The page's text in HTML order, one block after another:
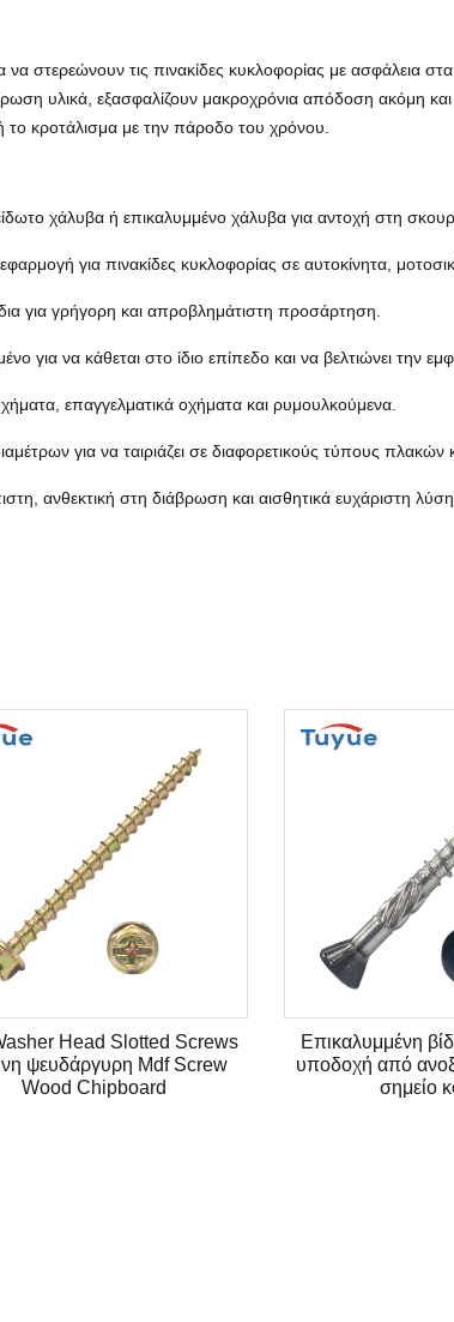
να στερεώνουν τις πινακίδες κυκλοφορίας με ασφάλεια
υλικά, εξασφαλίζουν μακροχρόνια απόδοση ακόμη
κροτάλισμα με την πάροδο του χρόνου.
χάλυβα ή επικαλυμμένο χάλυβα για αντοχή στη
για πινακίδες κυκλοφορίας σε αυτοκίνητα,
για γρήγορη και απροβλημάτιστη προσάρτηση.
για να κάθεται στο ίδιο επίπεδο και να βελτιώνει την
επαγγελματικά οχήματα και ρυμουλκούμενα.
για να ταιριάζει σε διαφορετικούς τύπους πλακών
ανθεκτική στη διάβρωση και αισθητικά ευχάριστη
Head Slotted Screws
ψευδάργυρη Mdf Screw
Wood Chipboard
Επικαλυμμένη
υποδοχή από
σημείο